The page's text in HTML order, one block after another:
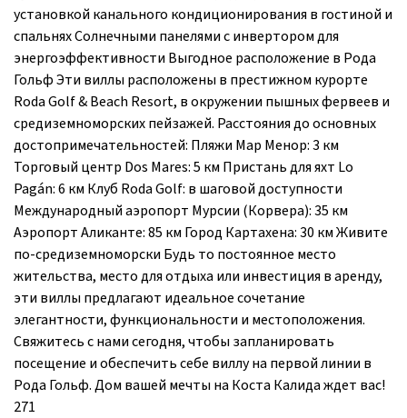
установкой канального кондиционирования в гостиной и
спальнях Солнечными панелями с инвертором для
энергоэффективности Выгодное расположение в Рода
Гольф Эти виллы расположены в престижном курорте
Roda Golf & Beach Resort, в окружении пышных фервеев и
средиземноморских пейзажей. Расстояния до основных
достопримечательностей: Пляжи Мар Менор: 3 км
Торговый центр Dos Mares: 5 км Пристань для яхт Lo
Pagán: 6 км Клуб Roda Golf: в шаговой доступности
Международный аэропорт Мурсии (Корвера): 35 км
Аэропорт Аликанте: 85 км Город Картахена: 30 км Живите
по-средиземноморски Будь то постоянное место
жительства, место для отдыха или инвестиция в аренду,
эти виллы предлагают идеальное сочетание
элегантности, функциональности и местоположения.
Свяжитесь с нами сегодня, чтобы запланировать
посещение и обеспечить себе виллу на первой линии в
Рода Гольф. Дом вашей мечты на Коста Калида ждет вас!
271